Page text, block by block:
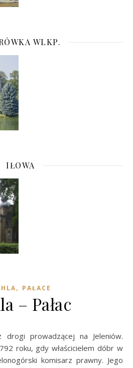
WLKP.
IŁOWA
, PAŁACE
– Pałac
roku, gdy właścicielem dóbr w
komisarz prawny. Jego